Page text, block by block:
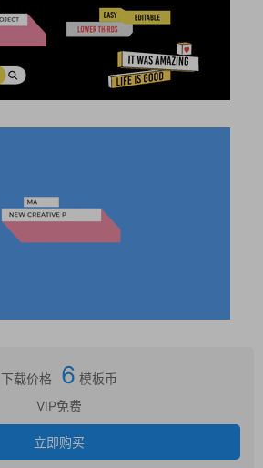
下载价格 6 模板币
VIP免费
立即购买